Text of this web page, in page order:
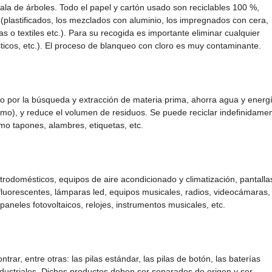
de árboles. Todo el papel y cartón usado son reciclables 100 %,
los mezclados con aluminio, los impregnados con cera,
o textiles etc.). Para su recogida es importante eliminar cualquier
etc.). El proceso de blanqueo con cloro es muy contaminante.
por la búsqueda y extracción de materia prima, ahorra agua y
y reduce el volumen de residuos. Se puede reciclar
tapones, alambres, etiquetas, etc.
equipos de aire acondicionado y climatización,
lámparas led, equipos musicales, radios, videocámaras,
fotovoltaicos, relojes, instrumentos musicales, etc.
entre otras: las pilas estándar, las pilas de botón, las baterías